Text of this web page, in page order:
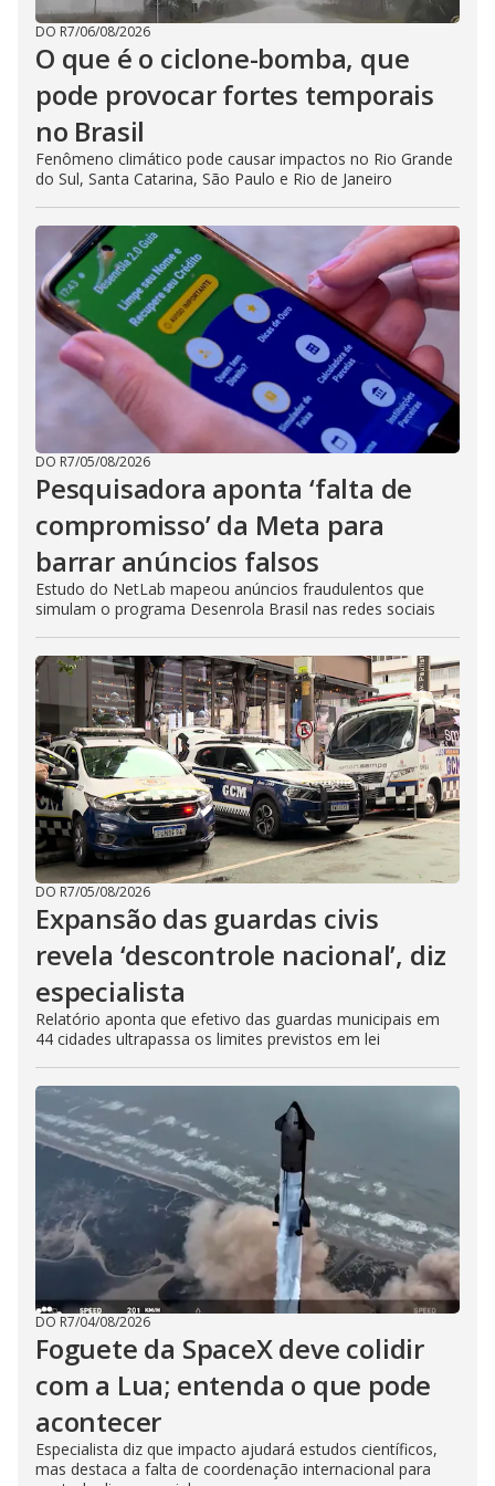
DO R7/06/08/2026
O que é o ciclone-bomba, que
pode provocar fortes temporais
no Brasil
Fenômeno climático pode causar impactos no Rio Grande
do Sul, Santa Catarina, São Paulo e Rio de Janeiro
DO R7/05/08/2026
Pesquisadora aponta ‘falta de
compromisso’ da Meta para
barrar anúncios falsos
Estudo do NetLab mapeou anúncios fraudulentos que
simulam o programa Desenrola Brasil nas redes sociais
DO R7/05/08/2026
Expansão das guardas civis
revela ‘descontrole nacional’, diz
especialista
Relatório aponta que efetivo das guardas municipais em
44 cidades ultrapassa os limites previstos em lei
DO R7/04/08/2026
Foguete da SpaceX deve colidir
com a Lua; entenda o que pode
acontecer
Especialista diz que impacto ajudará estudos científicos,
mas destaca a falta de coordenação internacional para